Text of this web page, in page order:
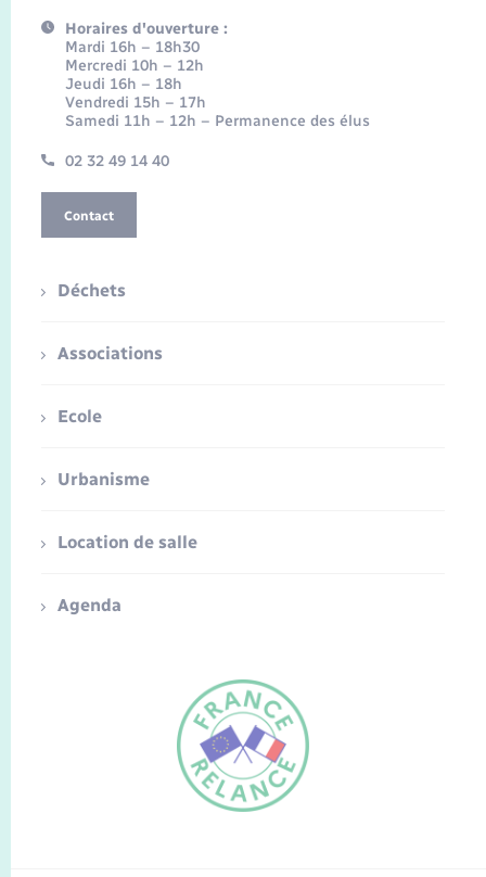
FR
Horaires d'ouverture :
Mardi 16h – 18h30
Mercredi 10h – 12h
Jeudi 16h – 18h
Vendredi 15h – 17h
Samedi 11h – 12h – Permanence des élus
02 32 49 14 40
Contact
Déchets
Associations
Ecole
Urbanisme
Location de salle
Agenda